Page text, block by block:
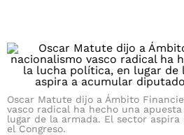
Oscar Matute dijo a Ámbito
vasco radical ha hecho una
lugar de la armada. El sector
el Congreso.